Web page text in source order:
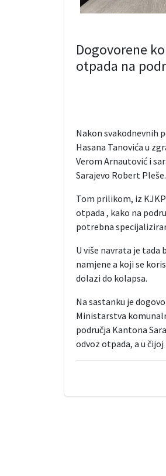
Dogovorene
otpada na
Nakon svakodnevnih
Hasana Tanovića u
Verom Arnautović i
Sarajevo Robert Pleše.
Tom prilikom, iz
otpada , kako na
potrebna
U više navrata je tada
namjene a koji se
dolazi do kolapsa.
Na sastanku je
Ministarstva
područja Kantona
odvoz otpada, a u